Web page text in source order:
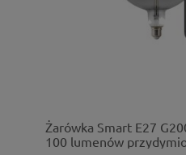
Żarówka Smart E27
100 lumenów